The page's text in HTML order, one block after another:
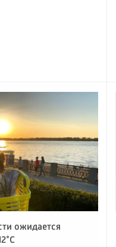
ожидается